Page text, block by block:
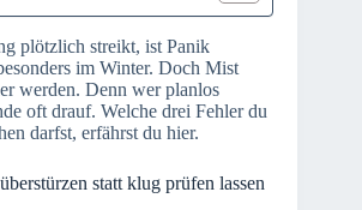
plötzlich streikt, ist Panik
im Winter. Doch Mist
werden. Denn wer planlos
oft drauf. Welche drei Fehler du
darfst, erfährst du hier.
statt klug prüfen lassen